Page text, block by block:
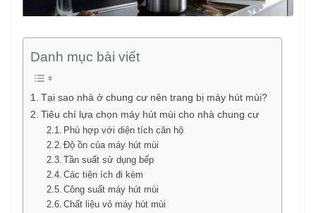
Danh mục bài viết
Tại sao nhà ở chung cư nên trang bị máy hút mùi?
Tiêu chí lựa chọn máy hút mùi cho nhà chung cư
Phù hợp với diện tích căn hộ
Độ ồn của máy hút mùi
Tần suất sử dụng bếp
Các tiện ích đi kèm
Công suất máy hút mùi
Chất liệu vỏ máy hút mùi